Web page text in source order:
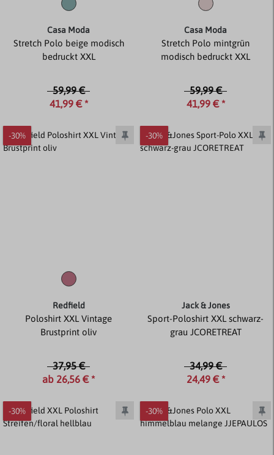
Casa Moda
Stretch Polo beige modisch
bedruckt XXL
59,99 €
41,99 € *
Casa Moda
Stretch Polo mintgrün
modisch bedruckt XXL
59,99 €
41,99 € *
-30%
Redfield
Poloshirt XXL Vintage
Brustprint oliv
37,95 €
ab 26,56 € *
-30%
Jack & Jones
Sport-Poloshirt XXL schwarz-
grau JCORETREAT
34,99 €
24,49 € *
-30% -30%